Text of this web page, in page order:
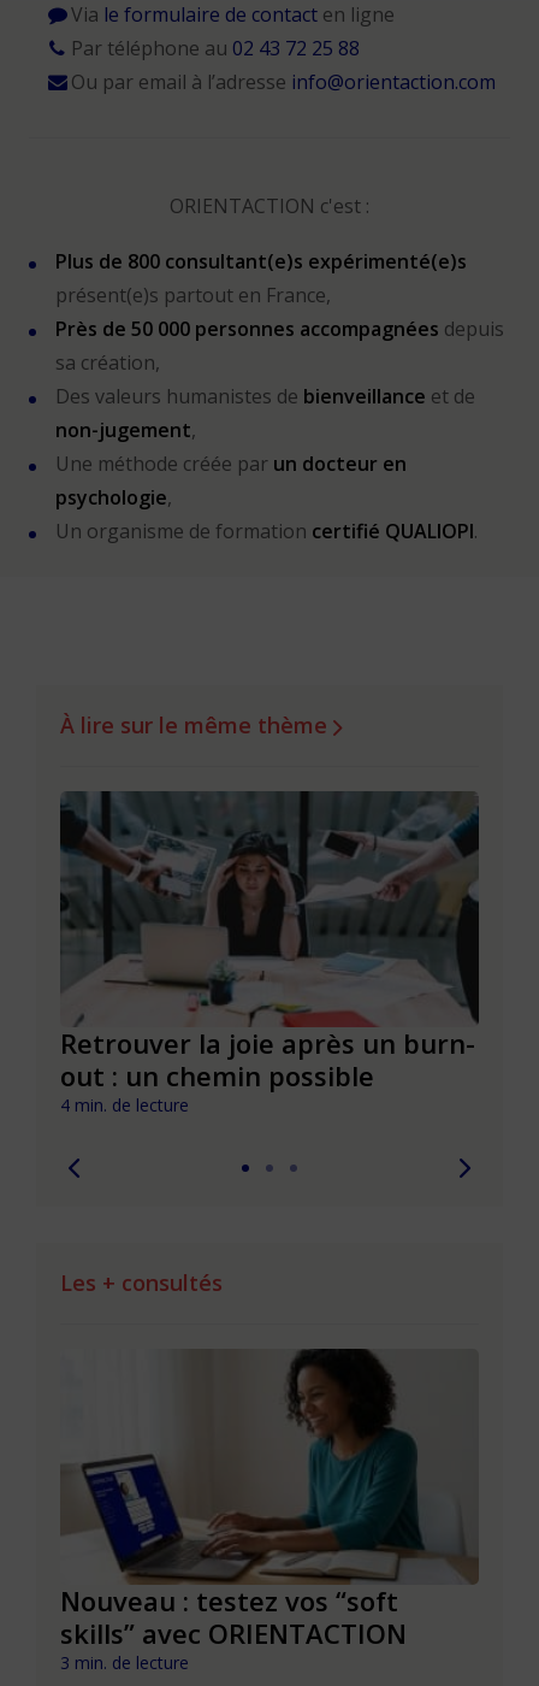
Via le formulaire de contacten ligne
Par téléphone au 02 43 72 25 88
Ou par email à l’adresse info@orientaction.com
ORIENTACTION c'est :
Plus de 800 consultant(e)s expérimenté(e)s
présent(e)s partout en France,
Près de 50 000 personnes accompagnées depuis
sa création,
Des valeurs humanistes de bienveillance et de
non-jugement,
Une méthode créée par un docteur en
psychologie,
Un organisme de formation certifié QUALIOPI.
À lire sur le même thème
Retrouver la joie après un burn-
out : un chemin possible
4 min. de lecture
Les + consultés
Nouveau : testez vos “soft
skills” avec ORIENTACTION
3 min. de lecture